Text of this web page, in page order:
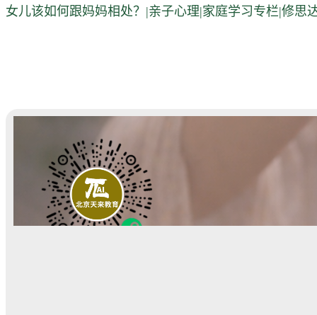
女儿该如何跟妈妈相处？|亲子心理|家庭学习专栏|修思